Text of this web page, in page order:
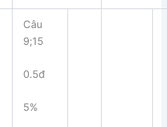
Câu
9;15
0.5đ
5%